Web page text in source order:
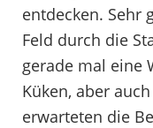
entdecken. Sehr
Feld durch die
gerade mal eine
Küken, aber
erwarteten die